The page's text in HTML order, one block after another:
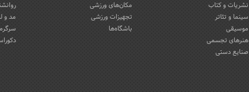
نشریات و کتاب
سینما و تئاتر
موسیقی
هنرهای تجسمی
صنایع دستی
مکان‌های ورزشی
تجهیزات ورزشی
باشگاه‌ها
مد و